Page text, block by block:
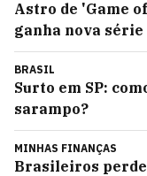
Astro de 'Game
ganha nova
BRASIL
Surto em SP:
sarampo?
MINHAS FINANÇAS
Brasileiros